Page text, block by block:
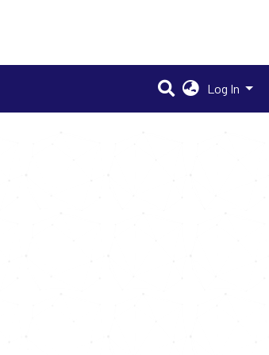
Log In